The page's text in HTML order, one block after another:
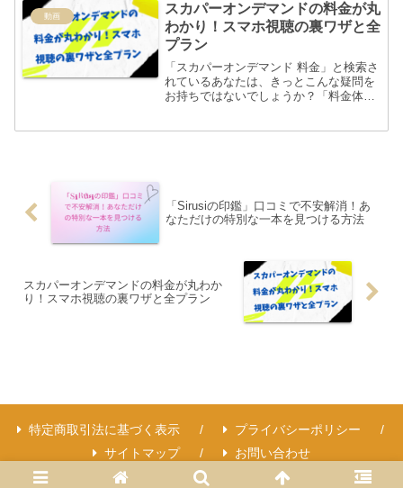
動画
スカパーオンデマンドの料金が丸
わかり！スマホ視聴の裏ワザと全
プラン
「スカパーオンデマンド 料金」と検索さ
れているあなたは、きっとこんな疑問を
お持ちではないでしょうか？「料金体系
「Sirusiの印鑑」口コミで不安解消！あ
なただけの特別な一本を見つける方法
スカパーオンデマンドの料金が丸わか
り！スマホ視聴の裏ワザと全プラン
特定商取引法に基づく表示
プライバシーポリシー
サイトマップ
お問い合わせ
Copyright © 2022-2026 トップスラン All Rights Reserved.